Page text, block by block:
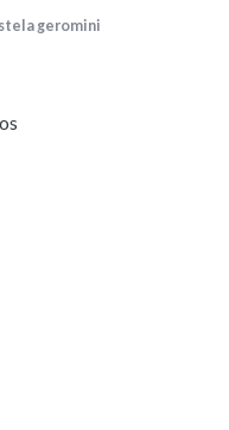
geromini